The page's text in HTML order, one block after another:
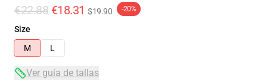
€22.88 €18.31 $19.90 -20%
Size
M
L
Ver guía de tallas